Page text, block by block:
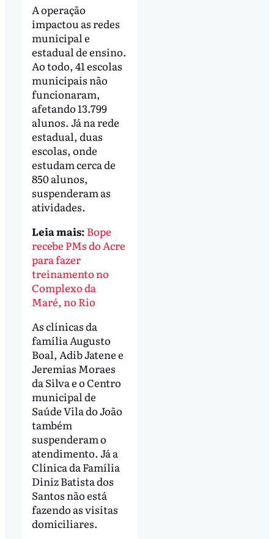
A operação
impactou as redes
municipal e
estadual de ensino.
Ao todo, 41 escolas
municipais não
funcionaram,
afetando 13.799
alunos. Já na rede
estadual, duas
escolas, onde
estudam cerca de
850 alunos,
suspenderam as
atividades.
Leia mais: Bope
recebe PMs do Acre
para fazer
treinamento no
Complexo da
Maré, no Rio
As clínicas da
família Augusto
Boal, Adib Jatene e
Jeremias Moraes
da Silva e o Centro
municipal de
Saúde Vila do João
também
suspenderam o
atendimento. Já a
Clínica da Família
Diniz Batista dos
Santos não está
fazendo as visitas
domiciliares.